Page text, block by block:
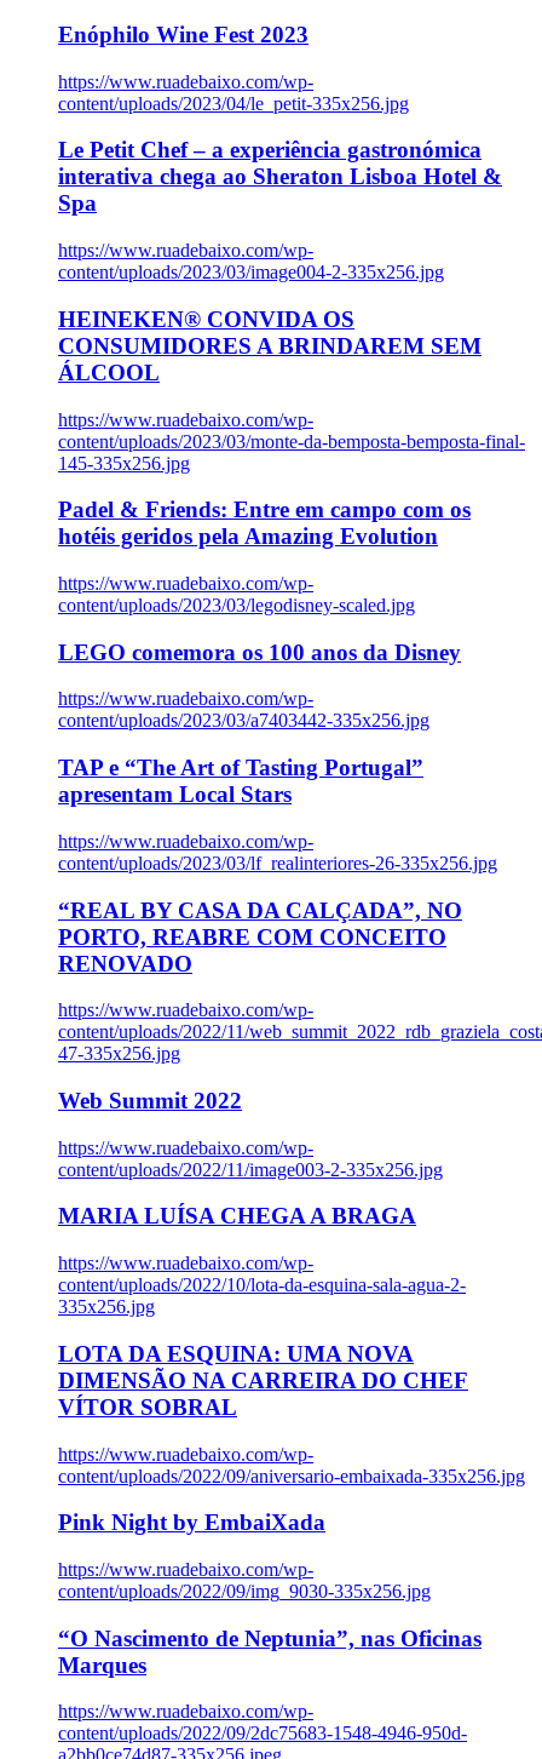
Enóphilo Wine Fest 2023
https://www.ruadebaixo.com/wp-
content/uploads/2023/04/le_petit-335x256.jpg
Le Petit Chef – a experiência gastronómica
interativa chega ao Sheraton Lisboa Hotel &
Spa
https://www.ruadebaixo.com/wp-
content/uploads/2023/03/image004-2-335x256.jpg
HEINEKEN® CONVIDA OS
CONSUMIDORES A BRINDAREM SEM
ÁLCOOL
https://www.ruadebaixo.com/wp-
content/uploads/2023/03/monte-da-bemposta-bemposta-final-
145-335x256.jpg
Padel & Friends: Entre em campo com os
hotéis geridos pela Amazing Evolution
https://www.ruadebaixo.com/wp-
content/uploads/2023/03/legodisney-scaled.jpg
LEGO comemora os 100 anos da Disney
https://www.ruadebaixo.com/wp-
content/uploads/2023/03/a7403442-335x256.jpg
TAP e “The Art of Tasting Portugal”
apresentam Local Stars
https://www.ruadebaixo.com/wp-
content/uploads/2023/03/lf_realinteriores-26-335x256.jpg
“REAL BY CASA DA CALÇADA”, NO
PORTO, REABRE COM CONCEITO
RENOVADO
https://www.ruadebaixo.com/wp-
content/uploads/2022/11/
47-335x256.jpg
Web Summit 2022
https://www.ruadebaixo.com/wp-
content/uploads/2022/11/image003-2-335x256.jpg
MARIA LUÍSA CHEGA A BRAGA
https://www.ruadebaixo.com/wp-
content/uploads/2022/10/lota-da-esquina-sala-agua-2-
335x256.jpg
LOTA DA ESQUINA: UMA NOVA
DIMENSÃO NA CARREIRA DO CHEF
VÍTOR SOBRAL
https://www.ruadebaixo.com/wp-
content/uploads/2022/09/aniversario-embaixada-335x256.jpg
Pink Night by EmbaiXada
https://www.ruadebaixo.com/wp-
content/uploads/2022/09/img_9030-335x256.jpg
“O Nascimento de Neptunia”, nas Oficinas
Marques
https://www.ruadebaixo.com/wp-
content/uploads/2022/09/2dc75683-1548-4946-950d-